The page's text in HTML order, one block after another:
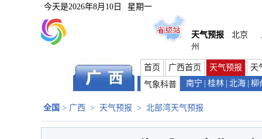
今天是2026年8月10日 星期一
天气预报 北京
州
首页 广西首页 天气预报
天
气象科普
南宁 桂林 北海 柳
全国 > 广西 > 天气预报 > 北部湾天气预报